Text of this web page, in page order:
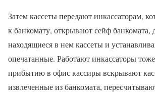
Затем кассеты передают инкассаторам,
к банкомату, открывают сейф банкомата,
находящиеся в нем кассеты и
опечатанные. Работают инкассаторы
прибытию в офис кассиры вскрывают
извлеченные из банкомата,